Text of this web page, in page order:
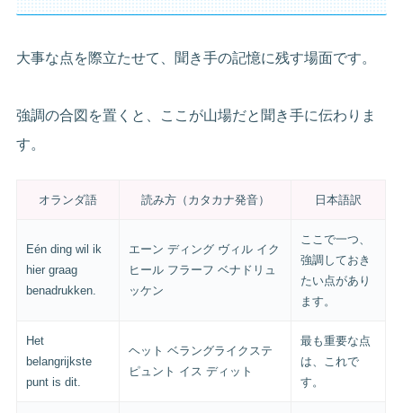
大事な点を際立たせて、聞き手の記憶に残す場面です。
強調の合図を置くと、ここが山場だと聞き手に伝わりま
す。
オランダ語 読み方（カタカナ発音） 日本語訳
Eén ding wil ik
hier graag
benadrukken.
エーン ディング ヴィル イク
ヒール フラーフ ベナドリュ
ッケン
ここで一つ、
強調しておき
たい点があり
ます。
Het
belangrijkste
punt is dit.
ヘット ベラングライクステ
ピュント イス ディット
最も重要な点
は、これで
す。